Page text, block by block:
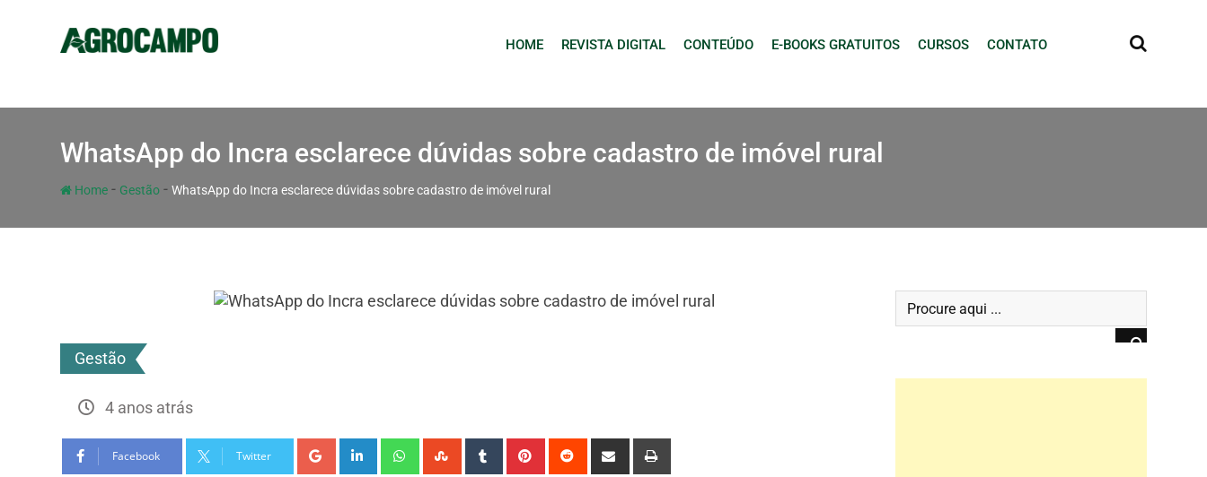
HOME REVISTA DIGITAL CONTEÚDO E-BOOKS GRATUITOS CURSOS CONTATO
WhatsApp do Incra esclarece dúvidas sobre cadastro de imóvel rural
Home - Gestão - WhatsApp do Incra esclarece dúvidas sobre cadastro de imóvel rural
Gestão
4 anos atrás
Facebook Twitter